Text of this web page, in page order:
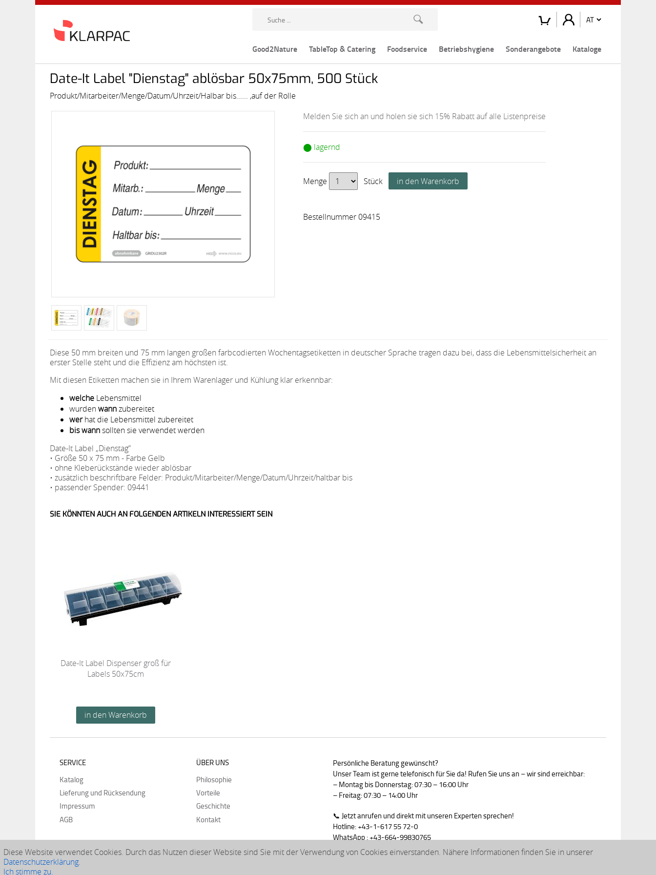
Good2Nature TableTop & Catering Foodservice Betriebshygiene Sonderangebote Kataloge
Date-It Label "Dienstag" ablösbar 50x75mm, 500 Stück
Produkt/Mitarbeiter/Menge/Datum/Uhrzeit/Halbar bis...... ,auf der Rolle
Melden Sie sich an und holen sie sich 15% Rabatt auf alle Listenpreise
⬤ lagernd
Menge Stück
Bestellnummer 09415
Diese 50 mm breiten und 75 mm langen großen farbcodierten Wochentagsetiketten in deutscher Sprache tragen dazu bei, dass die Lebensmittelsicherheit an
erster Stelle steht und die Effizienz am höchsten ist.
Mit diesen Etiketten machen sie in Ihrem Warenlager und Kühlung klar erkennbar:
welche Lebensmittel
wurdenwannzubereitet
werhat die Lebensmittel zubereitet
bis wannsollten sie verwendet werden
Date-It Label „Dienstag”
• Größe 50 x 75 mm - Farbe Gelb
• ohne Kleberückstände wieder ablösbar
• zusätzlich beschriftbare Felder: Produkt/Mitarbeiter/Menge/Datum/Uhrzeit/haltbar bis
• passender Spender: 09441
SIE KÖNNTEN AUCH AN FOLGENDEN ARTIKELN INTERESSIERT SEIN
Date-It Label Dispenser groß für
Labels 50x75cm
SERVICE
Katalog
Lieferung und Rücksendung
Impressum
AGB
ÜBER UNS
Philosophie
Vorteile
Geschichte
Kontakt
Persönliche Beratung gewünscht?
Unser Team ist gerne telefonisch für Sie da! Rufen Sie uns an – wir sind erreichbar:
– Montag bis Donnerstag: 07:30 – 16:00 Uhr
– Freitag: 07:30 – 14:00 Uhr
📞 Jetzt anrufen und direkt mit unseren Experten sprechen!
Hotline: +43-1-617 55 72-0
WhatsApp : +43-664-99830765
Diese Website verwendet Cookies. Durch das Nutzen dieser Website sind Sie mit der Verwendung von Cookies einverstanden. Nähere Informationen finden Sie in unserer
Datenschutzerklärung.
Ich stimme zu.